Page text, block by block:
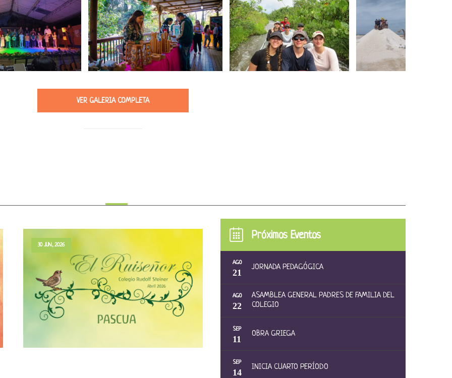
2025 Día de la Familia 2025 Mercadillo de Adviento
Salida Pedagógica
Amazonas 11°
VER GALERIA COMPLETA
30 JUN, 2026
Próximos Eventos
AGO
21
JORNADA PEDAGÓGICA
AGO
22
ASAMBLEA GENERAL PADRES DE FAMILIA DEL
COLEGIO
SEP
11
OBRA GRIEGA
SEP
14
INICIA CUARTO PERÍODO